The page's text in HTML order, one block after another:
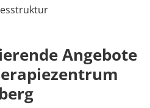
Angebote